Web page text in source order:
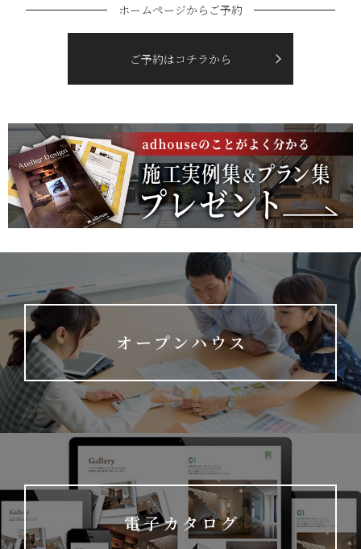
ホームページからご予約
ご予約はコチラから
オープンハウス
電子カタログ